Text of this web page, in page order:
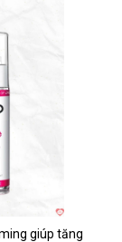
giúp tăng